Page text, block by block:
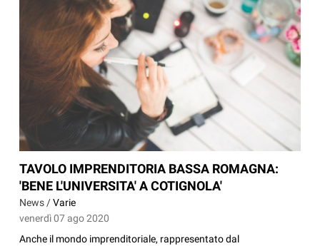
TAVOLO IMPRENDITORIA BASSA ROMAGNA:
'BENE L'UNIVERSITA' A COTIGNOLA'
News /Varie
venerdì 07 ago 2020
Anche il mondo imprenditoriale, rappresentato dal